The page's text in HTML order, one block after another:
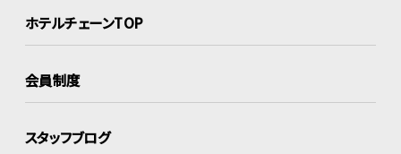
ホテルチェーンTOP
会員制度
スタッフブログ